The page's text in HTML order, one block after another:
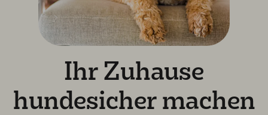
Ihr Zuhause
hundesi­cher machen